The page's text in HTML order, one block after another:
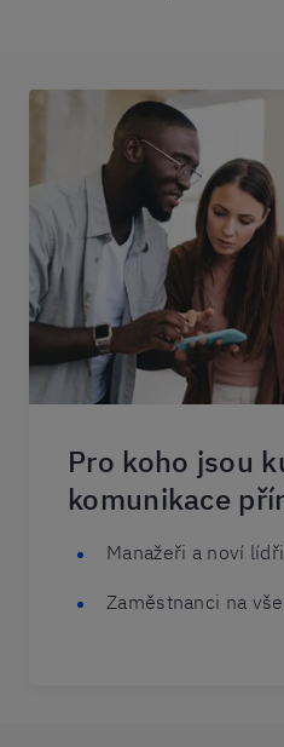
Pro koho jsou
komunikace
Manažeři a noví lídři
Zaměstnanci na